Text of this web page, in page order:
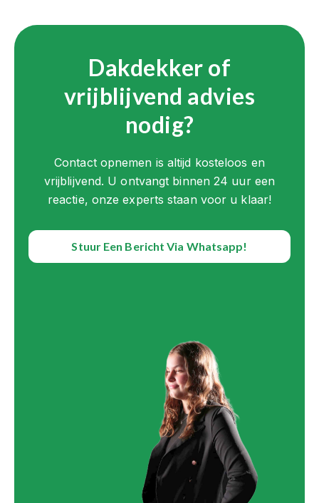
Dakdekker of
vrijblijvend advies
nodig?
Contact opnemen is altijd kosteloos en
vrijblijvend. U ontvangt binnen 24 uur een
reactie, onze experts staan voor u klaar!
Stuur Een Bericht Via Whatsapp!